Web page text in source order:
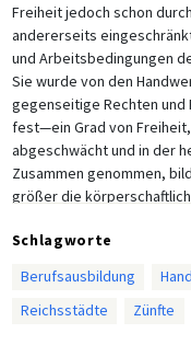
Freiheit jedoch schon
andererseits
und Arbeitsbedingungen
Sie wurde von den
gegenseitige Rechten und
fest—ein Grad von
abgeschwächt und in der
Zusammen genommen,
größer die
Vertrautheit und
Autorität, desto stärker die
Gegenseitigkeit zwischen
Lebens- und
Schlagworte
Berufsausbildung
Reichsstädte
Zünfte